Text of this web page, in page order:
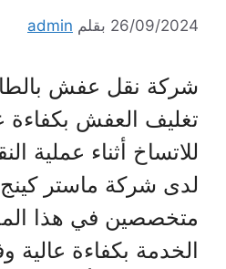
26/09/2024 بقلم admin
شركة نقل عفش
تغليف العفش بكفاءة
للاتساخ أثناء عملية
لدى شركة ماستر كينج
متخصصين في هذا
الخدمة بكفاءة